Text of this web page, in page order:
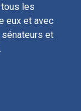
les
eux et avec
sénateurs et